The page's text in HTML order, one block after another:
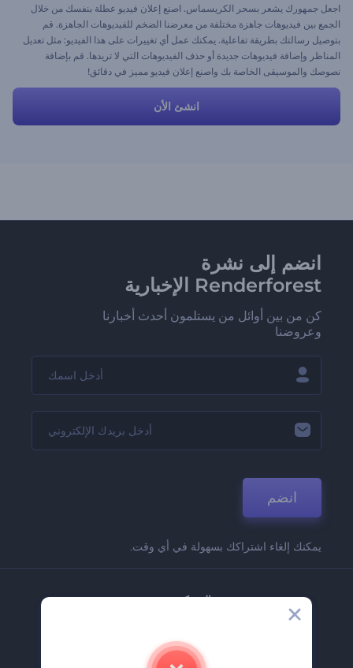
اجعل جمهورك يشعر بسحر الكريسماس. اصنع إعلان فيديو عطلة بنفسك من خلال
الجمع بين فيديوهات جاهزة مختلفة من معرضنا الضخم للفيديوهات الجاهزة. قم
بتوصيل رسالتك بطريقة تفاعلية. يمكنك عمل أي تغييرات على هذا الفيديو: مثل تعديل
المناظر وإضافة فيديوهات جديدة أو حذف الفيديوهات التي لا تريدها. قم بإضافة
نصوصك والموسيقى الخاصة بك واصنع إعلان فيديو مميز في دقائق!
انشئ الأن
انضم إلى نشرة
Renderforest الإخبارية
كن من بين أوائل من يستلمون أحدث أخبارنا
وعروضنا
انضم
يمكنك إلغاء اشتراكك بسهولة في أي وقت.
الشركة
اتصل بنا